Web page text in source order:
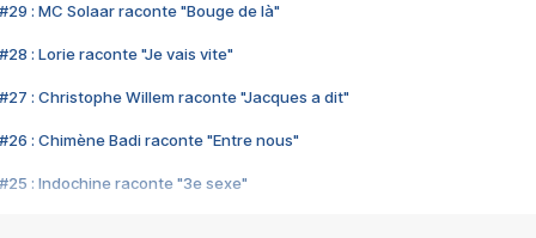
#29 : MC Solaar raconte "Bouge de là"
#28 : Lorie raconte "Je vais vite"
#27 : Christophe Willem raconte "Jacques a dit"
#26 : Chimène Badi raconte "Entre nous"
#25 : Indochine raconte "3e sexe"